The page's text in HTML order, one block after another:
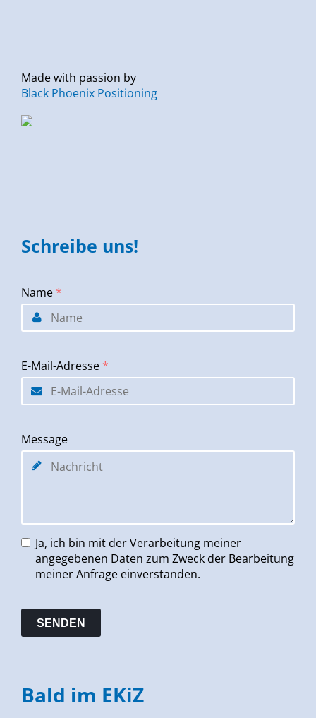
Made with passion by
Black Phoenix Positioning
Schreibe uns!
Name *
E-Mail-Adresse *
Message
Ja, ich bin mit der Verarbeitung meiner
angegebenen Daten zum Zweck der Bearbeitung
meiner Anfrage einverstanden.
Bald im EKiZ